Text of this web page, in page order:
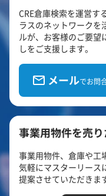
CRE倉庫検索を運営す
ラスのネットワークを
ルが、お客様のご要望
しをご支援します。
メールでお問
事業用物件を売
事業用物件、倉庫や工
気軽にマスターリース
提案させていただきま